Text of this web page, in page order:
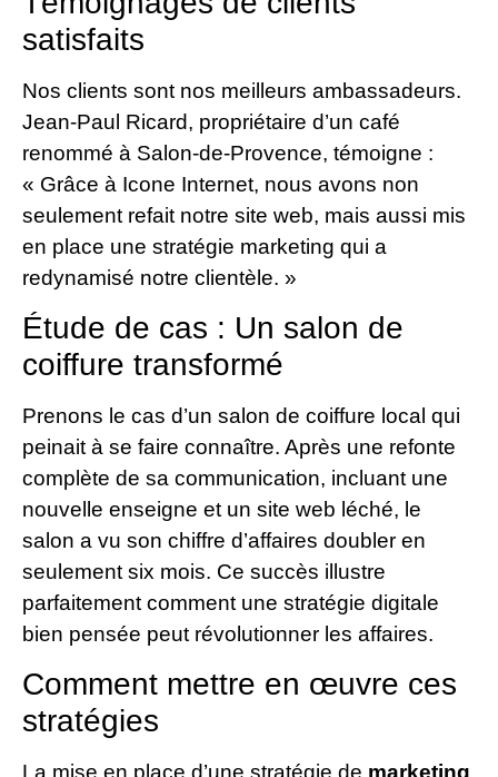
satisfaits
Nos clients sont nos meilleurs ambassadeurs.
Jean-Paul Ricard, propriétaire d’un café
renommé à Salon-de-Provence, témoigne :
« Grâce à Icone Internet, nous avons non
seulement refait notre site web, mais aussi mis
en place une stratégie marketing qui a
redynamisé notre clientèle. »
Étude de cas : Un salon de
coiffure transformé
Prenons le cas d’un salon de coiffure local qui
peinait à se faire connaître. Après une refonte
complète de sa communication, incluant une
nouvelle enseigne et un site web léché, le
salon a vu son chiffre d’affaires doubler en
seulement six mois. Ce succès illustre
parfaitement comment une stratégie digitale
bien pensée peut révolutionner les affaires.
Comment mettre en œuvre ces
stratégies